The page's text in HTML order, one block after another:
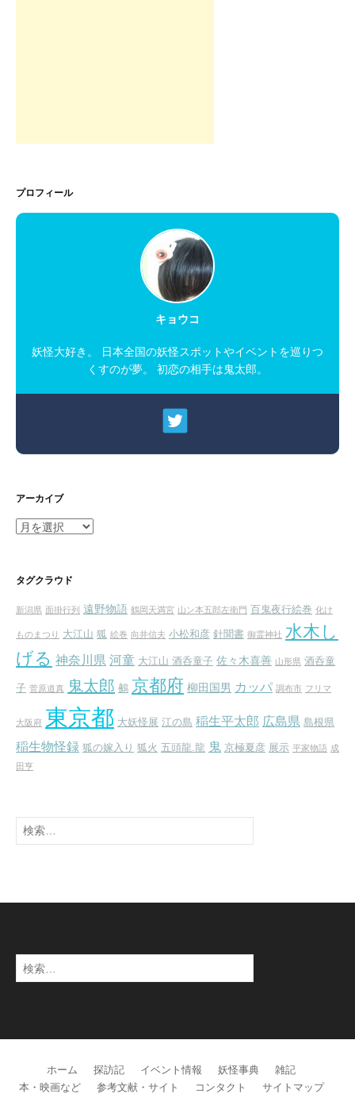
プロフィール
キョウコ
妖怪大好き。 日本全国の妖怪スポットやイベントを巡りつ
くすのが夢。 初恋の相手は鬼太郎。
アーカイブ
ア
イ
タグクラウド
新潟県 面掛行列 遠野物語 鶴岡天満宮 山ン本五郎左衛門 百鬼夜行絵巻 化け
ものまつり 大江山 狐 絵巻 向井信夫 小松和彦 針聞書 御霊神社 水木し
げる 神奈川県 河童 大江山 酒呑童子 佐々木喜善 山形県 酒呑童
子 菅原道真 鬼太郎 鵺 京都府 柳田国男 カッパ 調布市 フリマ
大阪府 東京都 大妖怪展 江の島 稲生平太郎 広島県 島根県
稲生物怪録 狐の嫁入り 狐火 五頭龍.龍 鬼 京極夏彦 展示 平家物語 成
田亨
検
索:
検
索:
ホーム 探訪記 イベント情報 妖怪事典
雑記
本・映画など
参考文献・サイト コンタクト サイトマップ